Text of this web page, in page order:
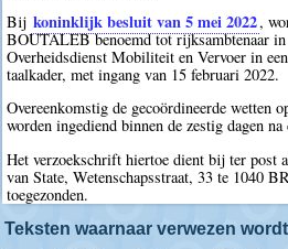
Bij koninklijk besluit van 5 mei 2022,
BOUTALEB benoemd tot rijksambtenaar
Overheidsdienst Mobiliteit en Vervoer in
taalkader, met ingang van 15 februari 2022.
Overeenkomstig de gecoördineerde wetten
worden ingediend binnen de zestig dagen na
Het verzoekschrift hiertoe dient bij ter post
van State, Wetenschapsstraat, 33 te 1040
toegezonden.
Teksten waarnaar verwezen